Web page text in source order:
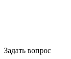
Задать вопрос